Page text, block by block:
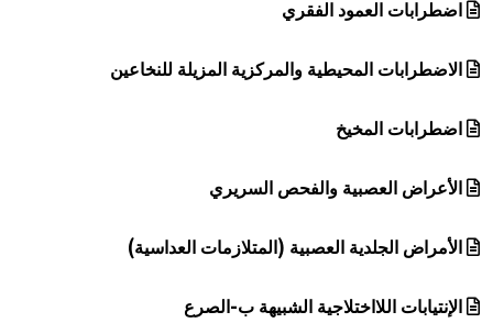
اضطرابات العمود الفقري
الاضطرابات المحيطية والمركزية المزيلة للنخاعين
اضطرابات المخيخ
الأعراض العصبية والفحص السريري
الأمراض الجلدية العصبية (المتلازمات العداسية)
الإنتيابات اللااختلاجية الشبيهة ب-الصرع